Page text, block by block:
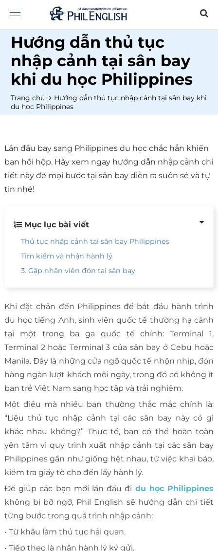
Hướng dẫn thủ tục
nhập cảnh tại sân bay
khi du học Philippines
Trang chủ
Hướng dẫn thủ tục nhập cảnh tại sân bay khi
du học Philippines
Lần đầu bay sang Philippines du học chắc hẳn khiến
bạn hồi hộp. Hãy xem ngay hướng dẫn nhập cảnh chi
tiết này để mọi bước tại sân bay diễn ra suôn sẻ và tự
tin nhé!
Mục lục bài viết
Thủ tục nhập cảnh tại sân bay Philippines
Tìm kiếm và nhận hành lý
3. Gặp nhân viên đón tại sân bay
Khi đặt chân đến Philippines để bắt đầu hành trình
du học tiếng Anh, sinh viên quốc tế thường hạ cánh
tại một trong ba ga quốc tế chính: Terminal 1,
Terminal 2 hoặc Terminal 3 của sân bay ở Cebu hoặc
Manila. Đây là những cửa ngõ quốc tế nhộn nhịp, đón
hàng ngàn lượt khách mỗi ngày, trong đó có không ít
bạn trẻ Việt Nam sang học tập và trải nghiệm.
Một điều mà nhiều bạn thường thắc mắc chính là:
“Liệu thủ tục nhập cảnh tại các sân bay này có gì
khác nhau không?” Thực tế, bạn có thể hoàn toàn
yên tâm vì quy trình xuất nhập cảnh tại các sân bay
Philippines gần như giống hệt nhau, từ việc khai báo,
kiểm tra giấy tờ cho đến lấy hành lý.
Để giúp các bạn mới lần đầu đi du học Philippines
không bị bỡ ngỡ, Phil English sẽ hướng dẫn chi tiết
từng bước trong quá trình nhập cảnh:
• Từ khâu làm thủ tục hải quan.
• Tiếp theo là nhận hành lý ký gửi.